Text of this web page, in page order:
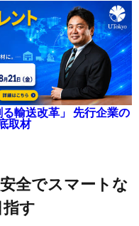
輸送改革」 先行企業の
取材
す